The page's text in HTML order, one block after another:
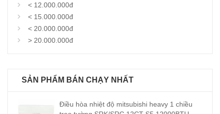
< 12.000.000đ
< 15.000.000đ
< 20.000.000đ
> 20.000.000đ
SẢN PHẨM BÁN CHẠY NHẤT
Điều hòa nhiệt độ mitsubishi heavy 1 chiều